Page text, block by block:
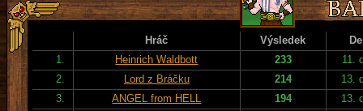
Hráč Výsledek
1.
Heinrich Waldbott 233
11.
2.
Lord z Bráčku 214
13.
3.
ANGEL from HELL 194
13.